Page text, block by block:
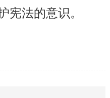
宪法的意识。